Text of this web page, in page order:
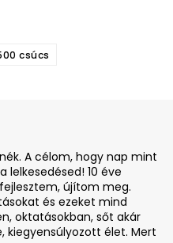
csúcs
A célom, hogy nap mint
10 éve
újítom meg.
és ezeket mind
oktatásokban, sőt akár
kiegyensúlyozott élet. Mert